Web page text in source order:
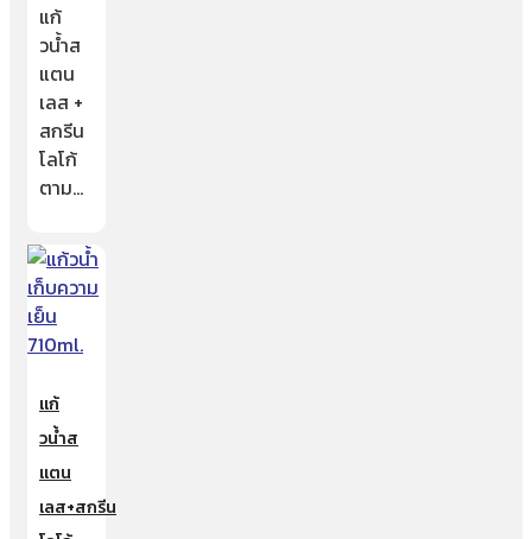
แก้
วน้ำส
แตน
เลส +
สกรีน
โลโก้
ตาม…
แก้
วน้ำส
แตน
เลส+สกรีน